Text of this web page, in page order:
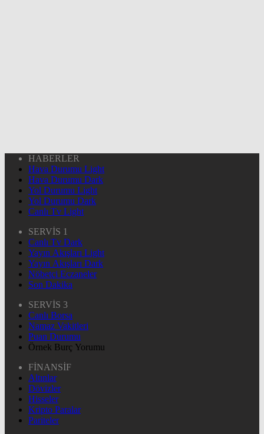
HABERLER
Hava Durumu Light
Hava Durumu Dark
Yol Durumu Light
Yol Durumu Dark
Canlı Tv Light
SERVİS 1
Canlı Tv Dark
Yayın Akışları Light
Yayın Akışları Dark
Nöbetçi Eczaneler
Son Dakika
SERVİS 3
Canlı Borsa
Namaz Vakitleri
Puan Durumu
Örnek Burç Yorumu
FİNANSİF
Altınlar
Dövizler
Hisseler
Kripto Paralar
Pariteler